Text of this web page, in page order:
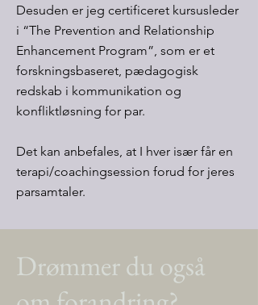
Desuden er jeg certificeret kursusleder
i “The Prevention and Relationship
Enhancement Program”, som er et
forskningsbaseret, pædagogisk
redskab i kommunikation og
konfliktløsning for par.
Det kan anbefales, at I hver især får en
terapi/coachingsession forud for jeres
parsamtaler.
Drømmer du også